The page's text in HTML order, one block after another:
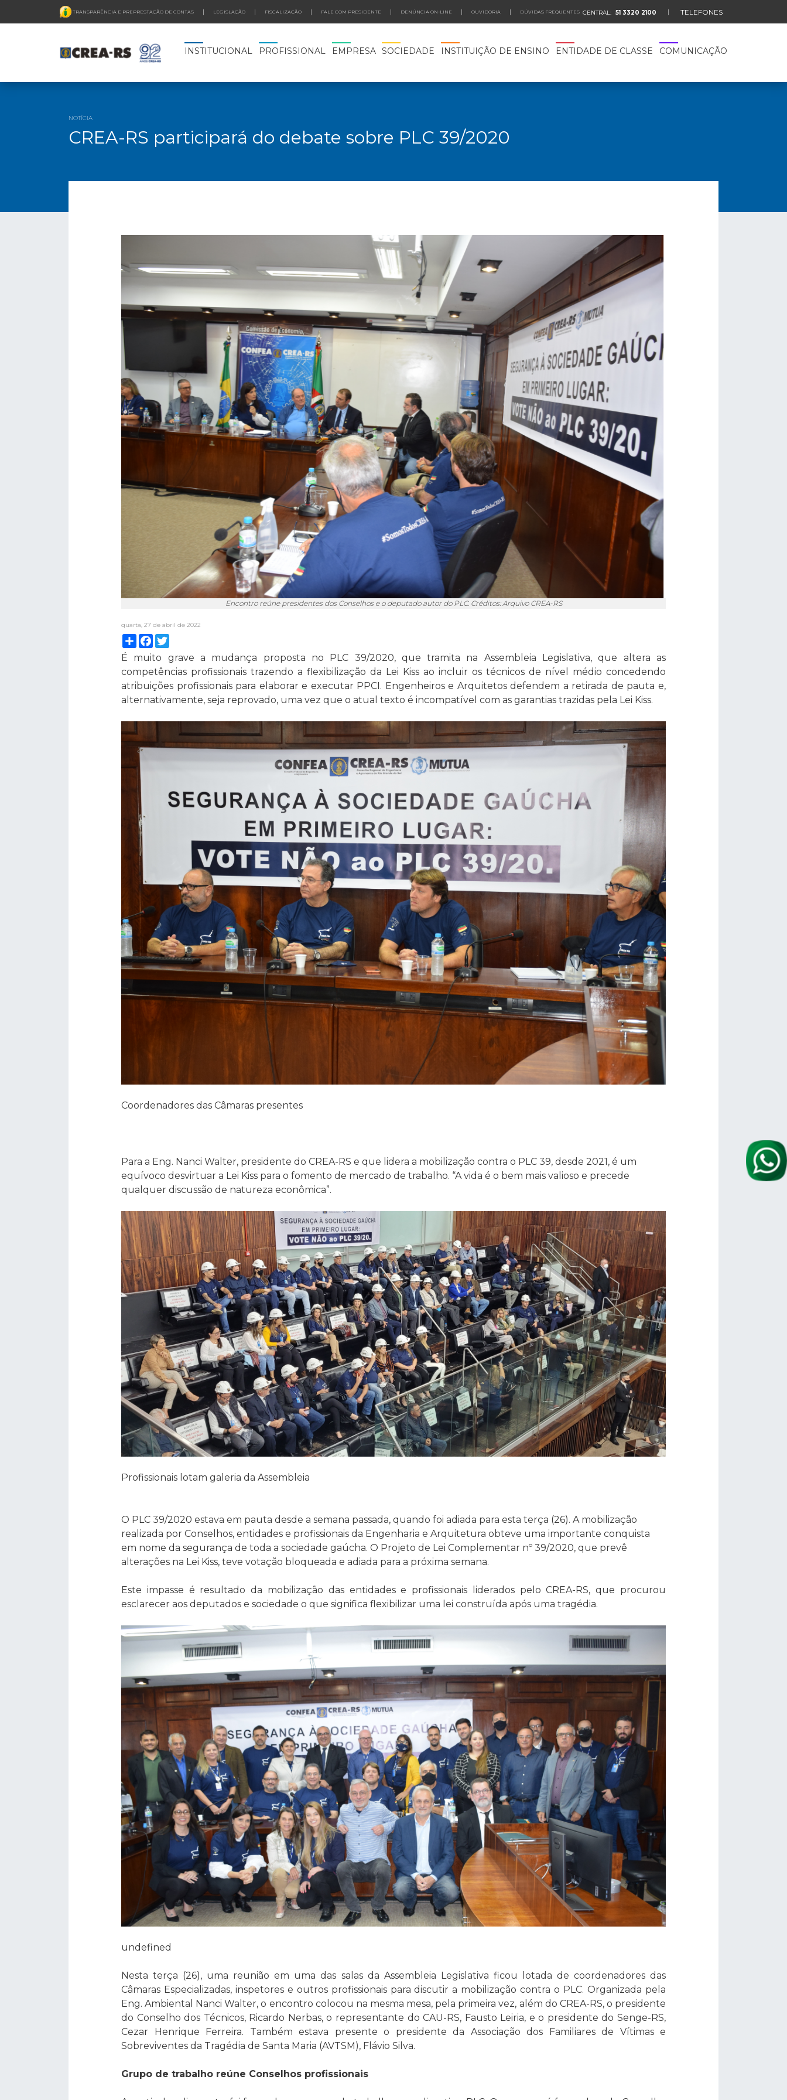
TRANSPARÊNCIA E PREPRESTAÇÃO DE CONTAS LEGISLAÇÃO FISCALIZAÇÃO FALE COM PRESIDENTE DENÚNCIA ON-LINE OUVIDORIA DÚVIDAS FREQUENTES CENTRAL: 51 3320 2100 TELEFONES
INSTITUCIONAL PROFISSIONAL EMPRESA SOCIEDADE INSTITUIÇÃO DE ENSINO ENTIDADE DE CLASSE COMUNICAÇÃO
NOTÍCIA
CREA-RS participará do debate sobre PLC 39/2020
Encontro reúne presidentes dos Conselhos e o deputado autor do PLC. Créditos: Arquivo CREA-RS
quarta, 27 de abril de 2022
Compartilhar
Facebook
É muito grave a mudança proposta no PLC 39/2020, que tramita na Assembleia Legislativa, que altera as
competências profissionais trazendo a flexibilização da Lei Kiss ao incluir os técnicos de nível médio concedendo
atribuições profissionais para elaborar e executar PPCI. Engenheiros e Arquitetos defendem a retirada de pauta e,
alternativamente, seja reprovado, uma vez que o atual texto é incompatível com as garantias trazidas pela Lei Kiss.
Coordenadores das Câmaras presentes
Para a Eng. Nanci Walter, presidente do CREA-RS e que lidera a mobilização contra o PLC 39, desde 2021, é um
equívoco desvirtuar a Lei Kiss para o fomento de mercado de trabalho. “A vida é o bem mais valioso e precede
qualquer discussão de natureza econômica”.
Profissionais lotam galeria da Assembleia
O PLC 39/2020 estava em pauta desde a semana passada, quando foi adiada para esta terça (26). A mobilização
realizada por Conselhos, entidades e profissionais da Engenharia e Arquitetura obteve uma importante conquista
em nome da segurança de toda a sociedade gaúcha. O Projeto de Lei Complementar nº 39/2020, que prevê
alterações na Lei Kiss, teve votação bloqueada e adiada para a próxima semana.
Este impasse é resultado da mobilização das entidades e profissionais liderados pelo CREA-RS, que procurou
esclarecer aos deputados e sociedade o que significa flexibilizar uma lei construída após uma tragédia.
undefined
Nesta terça (26), uma reunião em uma das salas da Assembleia Legislativa ficou lotada de coordenadores das
Câmaras Especializadas, inspetores e outros profissionais para discutir a mobilização contra o PLC. Organizada pela
Eng. Ambiental Nanci Walter, o encontro colocou na mesma mesa, pela primeira vez, além do CREA-RS, o presidente
do Conselho dos Técnicos, Ricardo Nerbas, o representante do CAU-RS, Fausto Leiria, e o presidente do Senge-RS,
Cezar Henrique Ferreira. Também estava presente o presidente da Associação dos Familiares de Vítimas e
Sobreviventes da Tragédia de Santa Maria (AVTSM), Flávio Silva.
Grupo de trabalho reúne Conselhos profissionais